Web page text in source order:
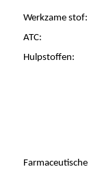
Werkzame stof:
ATC:
Hulpstoffen:
Farmaceutische